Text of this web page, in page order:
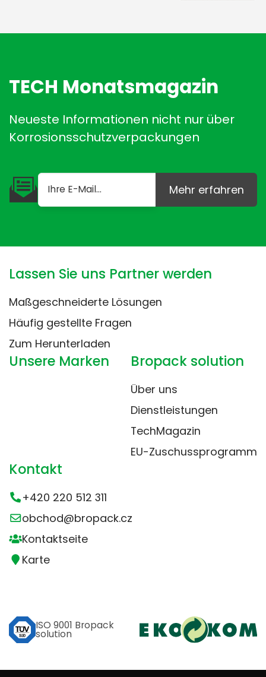
TECH Monatsmagazin
Neueste Informationen nicht nur über
Korrosionsschutzverpackungen
Mehr erfahren
Lassen Sie uns Partner werden
Maßgeschneiderte Lösungen
Häufig gestellte Fragen
Zum Herunterladen
Unsere Marken Bropack solution
Über uns
Dienstleistungen
TechMagazin
EU-Zuschussprogramm
Kontakt
+420 220 512 311
obchod@bropack.cz
Kontaktseite
Karte
ISO 9001 Bropack
solution